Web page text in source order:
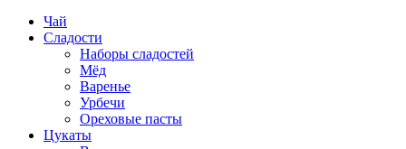
Чай
Сладости
Наборы сладостей
Мёд
Варенье
Урбечи
Ореховые пасты
Цукаты